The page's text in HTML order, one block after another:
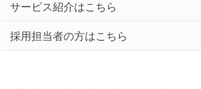
サービス紹介はこちら
採用担当者の方はこちら